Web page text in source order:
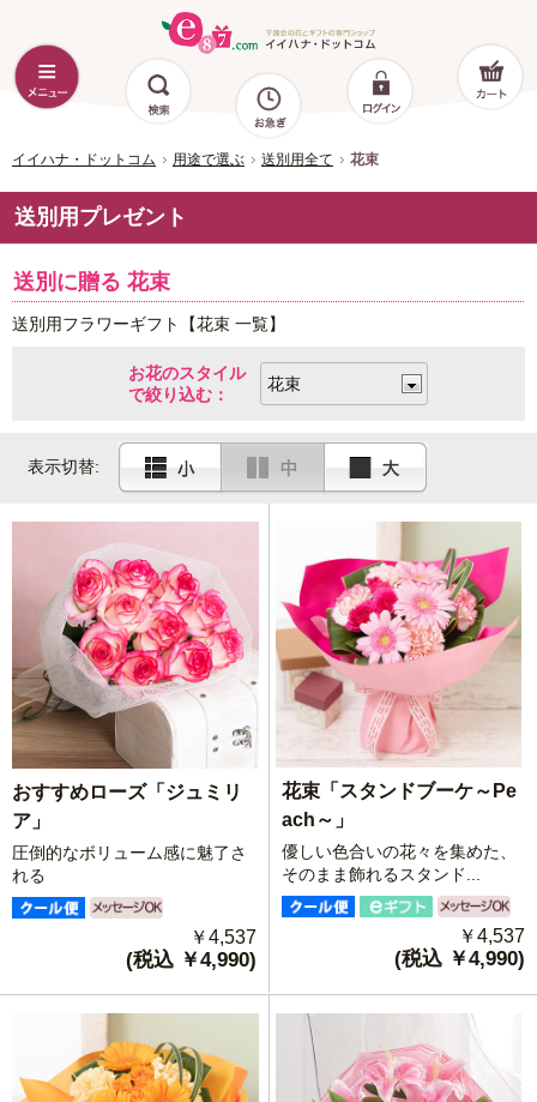
イイハナ・ドットコム 用途で選ぶ 送別用全て 花束
送別用プレゼント
送別に贈る 花束
送別用フラワーギフト【花束 一覧】
お花のスタイル
で絞り込む：
表示切替:
おすすめローズ「ジュミリ
ア」
圧倒的なボリューム感に魅了さ
れる
￥4,537
(税込 ￥4,990)
花束「スタンドブーケ～Pe
ach～」
優しい色合いの花々を集めた、
そのまま飾れるスタンド...
￥4,537
(税込 ￥4,990)